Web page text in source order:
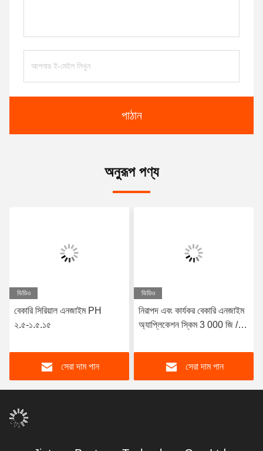
পাঠান
অনুরূপ পণ্য
ভিডিও
বেকারি সিরিয়াল এনজাইম PH
২.৫-১.৫.১৫
সেরা দাম পান
ভিডিও
নিরাপদ এবং কার্যকর বেকারি এনজাইম
অ্যাপ্লিকেশন স্কিম 3 000 জি / টি
সেরা দাম পান